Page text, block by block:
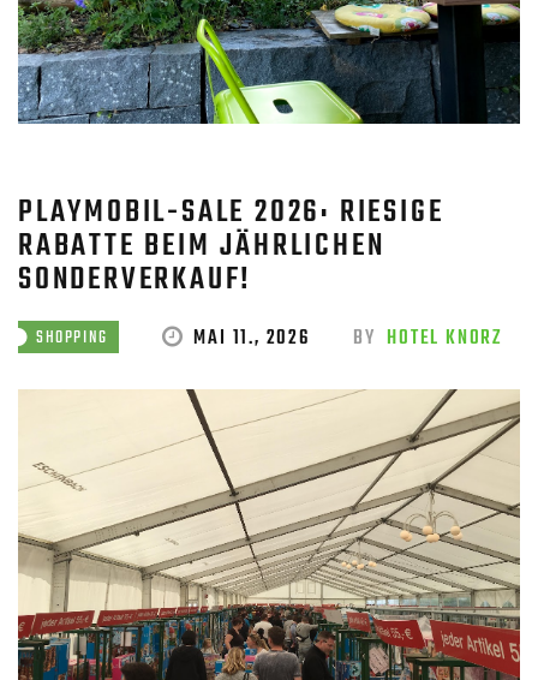
PLAYMOBIL-SALE 2026: RIESIGE
RABATTE BEIM JÄHRLICHEN
SONDERVERKAUF!
SHOPPING MAI 11., 2026 BY HOTEL KNORZ